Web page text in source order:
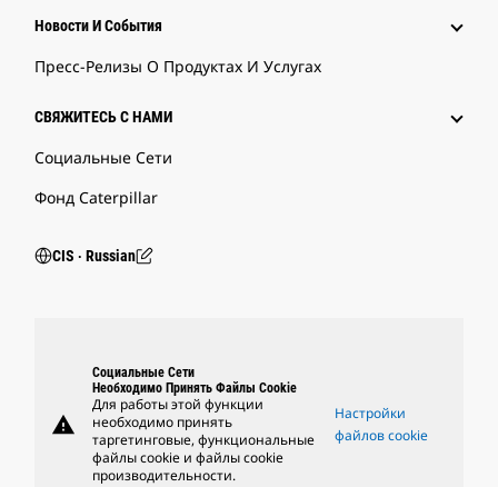
Новости И События
Пресс-Релизы О Продуктах И Услугах
СВЯЖИТЕСЬ С НАМИ
Социальные Сети
Фонд Caterpillar
CIS ‧ Russian
warning
Социальные Сети
Необходимо Принять Файлы Cookie
Для работы этой функции
необходимо принять
таргетинговые, функциональные
файлы cookie и файлы cookie
производительности.
Настройки
файлов cookie